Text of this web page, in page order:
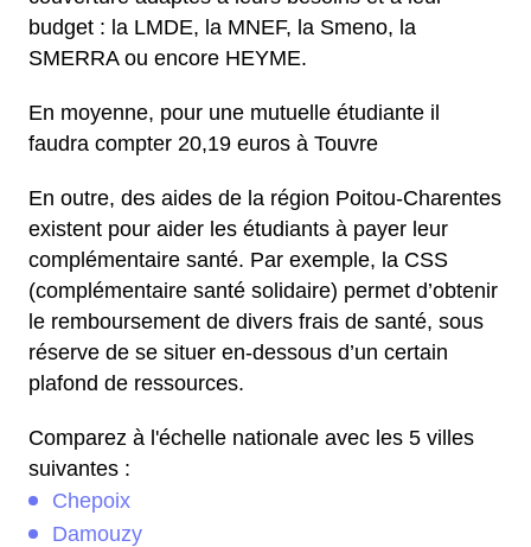
budget : la LMDE, la MNEF, la Smeno, la
SMERRA ou encore HEYME.
En moyenne, pour une mutuelle étudiante il
faudra compter 20,19 euros à Touvre
En outre, des aides de la région Poitou-Charentes
existent pour aider les étudiants à payer leur
complémentaire santé. Par exemple, la CSS
(complémentaire santé solidaire) permet d’obtenir
le remboursement de divers frais de santé, sous
réserve de se situer en-dessous d’un certain
plafond de ressources.
Comparez à l'échelle nationale avec les 5 villes
suivantes :
Chepoix
Damouzy